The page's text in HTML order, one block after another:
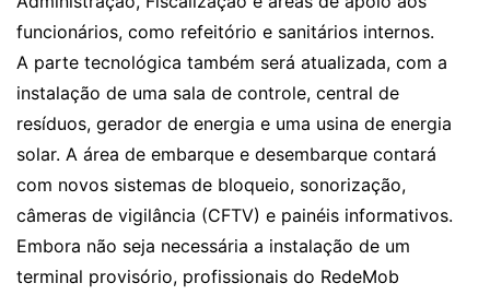
funcionários, como refeitório e sanitários internos.
A parte tecnológica também será atualizada, com a
instalação de uma sala de controle, central de
resíduos, gerador de energia e uma usina de energia
solar. A área de embarque e desembarque contará
com novos sistemas de bloqueio, sonorização,
câmeras de vigilância (CFTV) e painéis informativos.
Embora não seja necessária a instalação de um
terminal provisório, profissionais do RedeMob